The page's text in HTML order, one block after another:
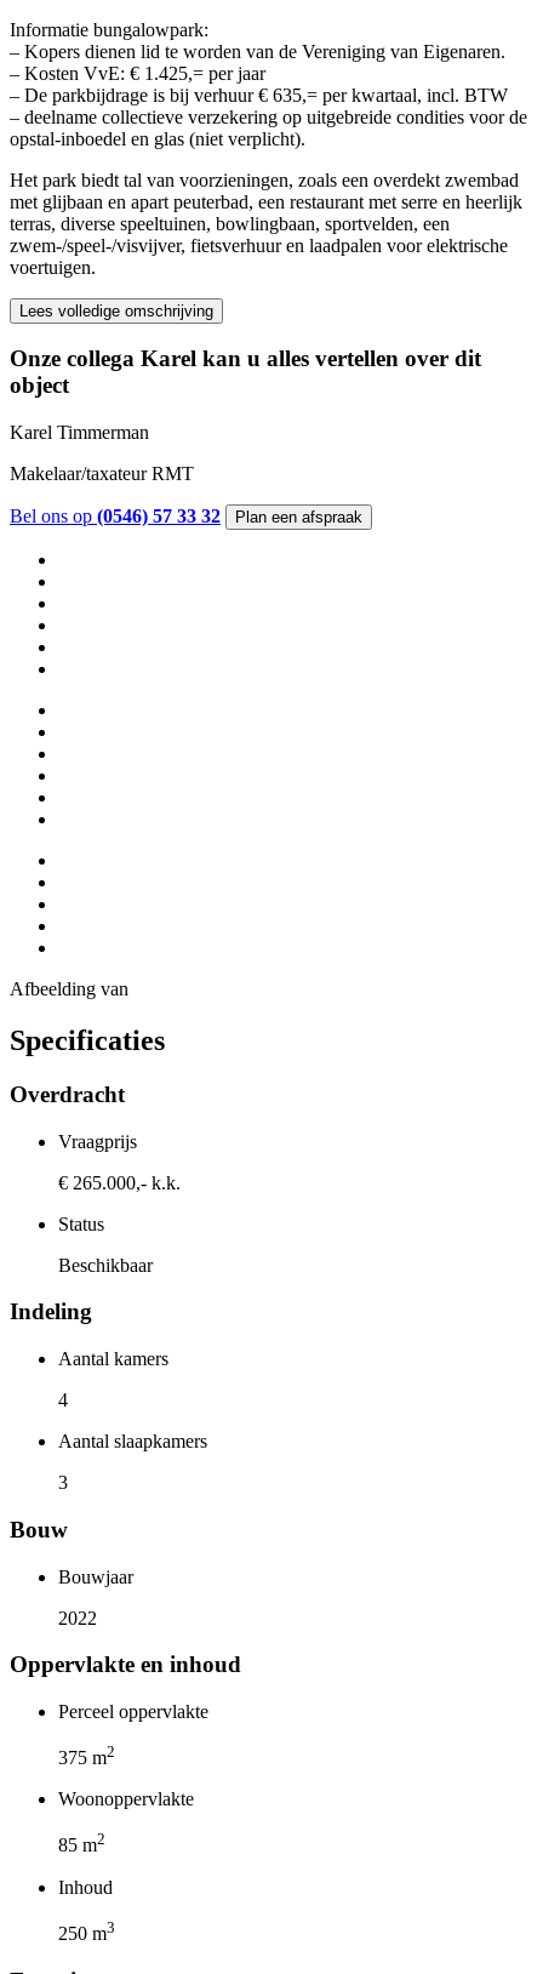
Informatie bungalowpark:
– Kopers dienen lid te worden van de Vereniging van Eigenaren.
– Kosten VvE: € 1.425,= per jaar
– De parkbijdrage is bij verhuur € 635,= per kwartaal, incl. BTW
– deelname collectieve verzekering op uitgebreide condities voor de
opstal-inboedel en glas (niet verplicht).
Het park biedt tal van voorzieningen, zoals een overdekt zwembad
met glijbaan en apart peuterbad, een restaurant met serre en heerlijk
terras, diverse speeltuinen, bowlingbaan, sportvelden, een
zwem-/speel-/visvijver, fietsverhuur en laadpalen voor elektrische
voertuigen.
Lees volledige omschrijving
Onze collega Karel kan u alles vertellen over dit
object
Karel Timmerman
Makelaar/taxateur RMT
Bel ons op (0546) 57 33 32 Plan een afspraak
Afbeelding van
Specificaties
Overdracht
Vraagprijs
€ 265.000,- k.k.
Status
Beschikbaar
Indeling
Aantal kamers
4
Aantal slaapkamers
3
Bouw
Bouwjaar
2022
Oppervlakte en inhoud
Perceel oppervlakte
375 m2
Woonoppervlakte
85 m2
Inhoud
250 m3